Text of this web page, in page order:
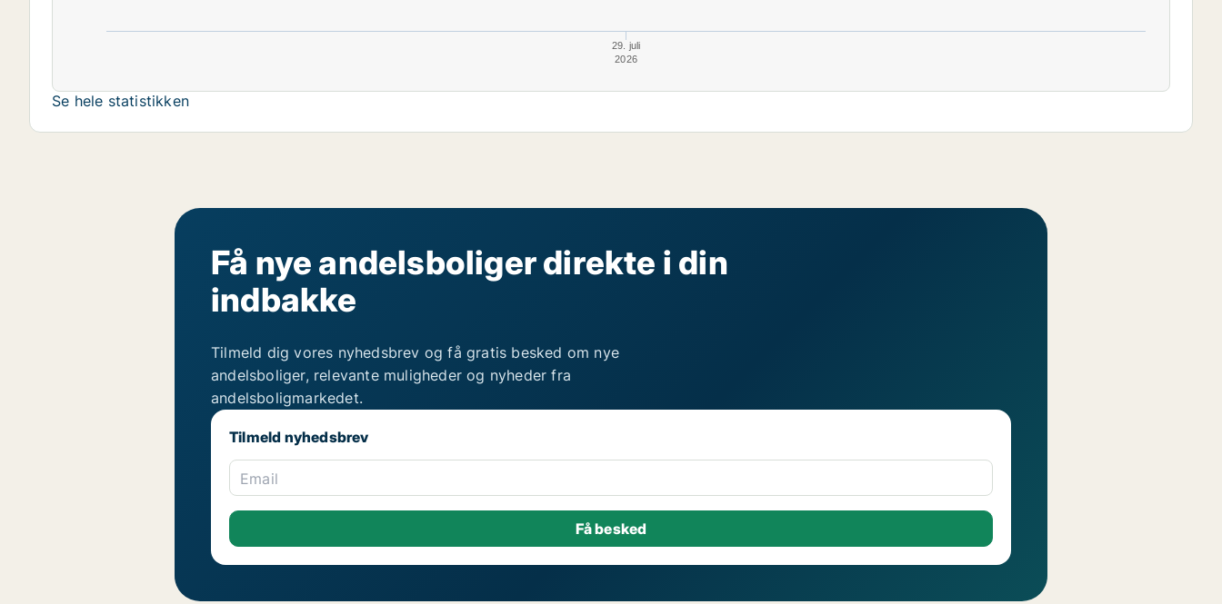
29. juli
2026
Se hele statistikken
Få nye andelsboliger direkte i din
indbakke
Tilmeld dig vores nyhedsbrev og få gratis besked om nye
andelsboliger, relevante muligheder og nyheder fra
andelsboligmarkedet.
Tilmeld nyhedsbrev
Email